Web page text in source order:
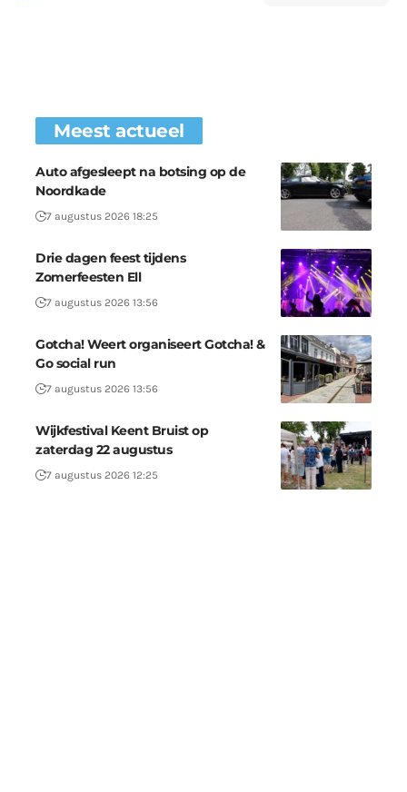
Meest actueel
Auto afgesleept na botsing op de
Noordkade
7 augustus 2026 18:25
Drie dagen feest tijdens
Zomerfeesten Ell
7 augustus 2026 13:56
Gotcha! Weert organiseert Gotcha! &
Go social run
7 augustus 2026 13:56
Wijkfestival Keent Bruist op
zaterdag 22 augustus
7 augustus 2026 12:25